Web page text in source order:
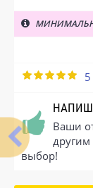
Ваши
выбор!